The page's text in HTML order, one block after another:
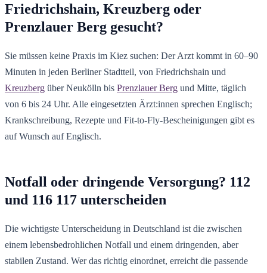
Friedrichshain, Kreuzberg oder
Prenzlauer Berg gesucht?
Sie müssen keine Praxis im Kiez suchen: Der Arzt kommt in 60–90
Minuten in jeden Berliner Stadtteil, von Friedrichshain und
Kreuzberg über Neukölln bis Prenzlauer Berg und Mitte, täglich
von 6 bis 24 Uhr. Alle eingesetzten Ärzt:innen sprechen Englisch;
Krankschreibung, Rezepte und Fit-to-Fly-Bescheinigungen gibt es
auf Wunsch auf Englisch.
Notfall oder dringende Versorgung? 112
und 116 117 unterscheiden
Die wichtigste Unterscheidung in Deutschland ist die zwischen
einem lebensbedrohlichen Notfall und einem dringenden, aber
stabilen Zustand. Wer das richtig einordnet, erreicht die passende